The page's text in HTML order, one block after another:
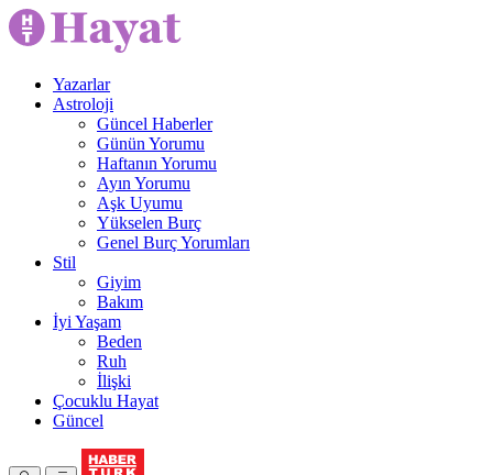
Yazarlar
Astroloji
Güncel Haberler
Günün Yorumu
Haftanın Yorumu
Ayın Yorumu
Aşk Uyumu
Yükselen Burç
Genel Burç Yorumları
Stil
Giyim
Bakım
İyi Yaşam
Beden
Ruh
İlişki
Çocuklu Hayat
Güncel